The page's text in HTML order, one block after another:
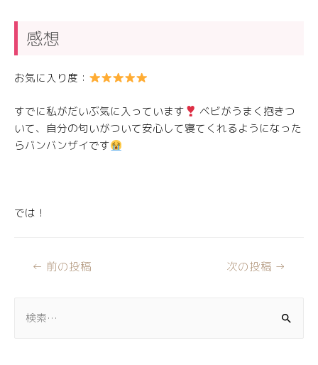
感想
お気に入り度：
すでに私がだいぶ気に入っています
ベビがうまく抱きつ
いて、自分の匂いがついて安心して寝てくれるようになった
らバンバンザイです
では！
← 前の投稿 次の投稿 →